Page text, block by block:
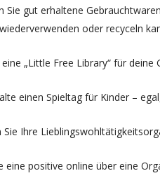
Sie gut erhaltene
oder recyceln
„Little Free Library“ für deine
einen Spieltag für Kinder –
Sie Ihre
eine positive online über eine